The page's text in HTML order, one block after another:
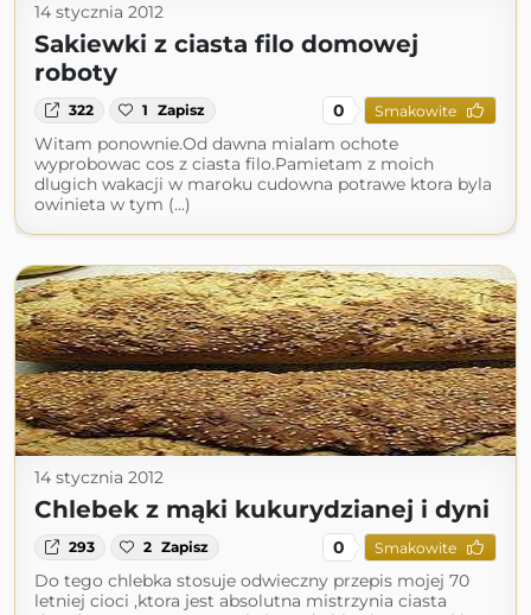
14 stycznia 2012
Sakiewki z ciasta filo domowej
roboty
322 1 Zapisz 0 Smakowite
Witam ponownie.Od dawna mialam ochote
wyprobowac cos z ciasta filo.Pamietam z moich
dlugich wakacji w maroku cudowna potrawe ktora byla
owinieta w tym (...)
14 stycznia 2012
Chlebek z mąki kukurydzianej i dyni
293 2 Zapisz 0 Smakowite
Do tego chlebka stosuje odwieczny przepis mojej 70
letniej cioci ,ktora jest absolutna mistrzynia ciasta